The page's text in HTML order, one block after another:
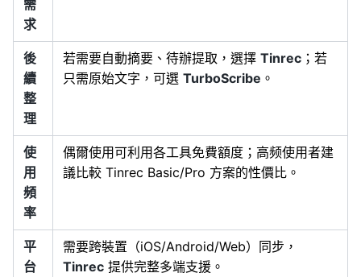
需
求
後
續
整
理
若需要自動摘要、待辦提取，選擇 Tinrec ；若
只需原始文字，可選 TurboScribe 。
使
用
頻
率
偶爾使用可利用各工具免費額度；高频使用者建
議比較 Tinrec Basic/Pro 方案的性價比。
平
台
需要跨裝置（iOS/Android/Web）同步，
Tinrec 提供完整多端支援。